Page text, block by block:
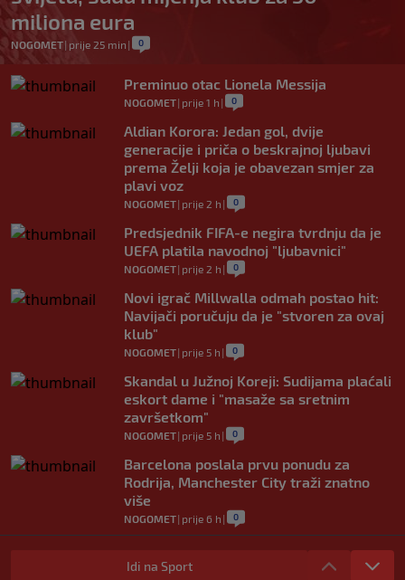
miliona eura
NOGOMET| prije 25 min | 0
Preminuo otac Lionela Messija
NOGOMET| prije 1 h | 0
Aldian Korora: Jedan gol, dvije
generacije i priča o beskrajnoj ljubavi
prema Želji koja je obavezan smjer za
plavi voz
NOGOMET| prije 2 h | 0
Predsjednik FIFA-e negira tvrdnju da je
UEFA platila navodnoj "ljubavnici"
NOGOMET| prije 2 h | 0
Novi igrač Millwalla odmah postao hit:
Navijači poručuju da je "stvoren za ovaj
klub"
NOGOMET| prije 5 h | 0
Skandal u Južnoj Koreji: Sudijama plaćali
eskort dame i "masaže sa sretnim
završetkom"
NOGOMET| prije 5 h | 0
Barcelona poslala prvu ponudu za
Rodrija, Manchester City traži znatno
više
NOGOMET| prije 6 h | 0
Dalić će postati najskuplji hrvatski
trener u historiji i jedan od najplaćenijih
Idi na Sport